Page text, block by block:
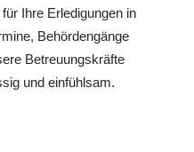
Ihre Erledigungen in
Behördengänge
Betreuungskräfte
und einfühlsam.